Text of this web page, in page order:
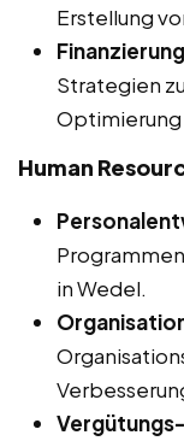
Erstellung
Strategien
Optimierung
Human
in Wedel.